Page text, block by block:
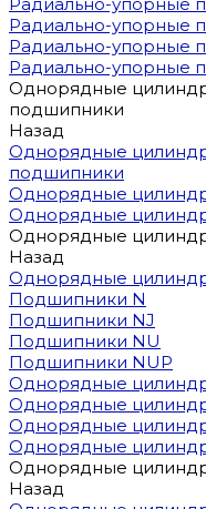
Радиально-упорные
Радиально-упорные
Радиально-упорные
Однорядные
подшипники
Назад
Однорядные
подшипники
Однорядные
Однорядные
Однорядные
Назад
Однорядные
Подшипники N
Подшипники NJ
Подшипники NU
Подшипники NUP
Однорядные
Однорядные
Однорядные
Однорядные
Однорядные
Назад